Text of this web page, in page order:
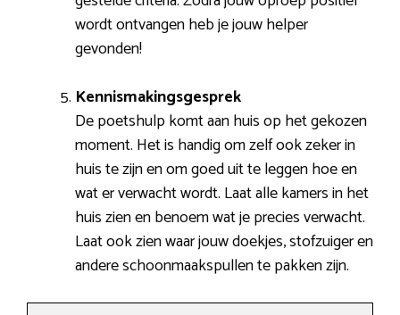
wordt ontvangen heb je jouw helper
gevonden!
Kennismakingsgesprek
De poetshulp komt aan huis op het gekozen
moment. Het is handig om zelf ook zeker in
huis te zijn en om goed uit te leggen hoe en
wat er verwacht wordt. Laat alle kamers in het
huis zien en benoem wat je precies verwacht.
Laat ook zien waar jouw doekjes, stofzuiger en
andere schoonmaakspullen te pakken zijn.